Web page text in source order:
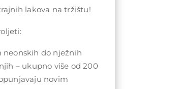
lakova na tržištu!
neonskih do nježnih
– ukupno više od 200
novim